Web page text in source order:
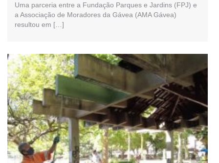
Uma parceria entre a Fundação Parques e Jardins (FPJ) e
a Associação de Moradores da Gávea (AMA Gávea)
resultou em […]